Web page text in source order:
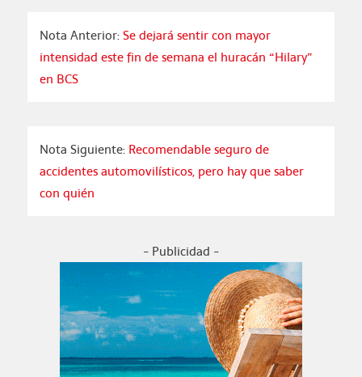
Nota Anterior:Se dejará sentir con mayor
intensidad este fin de semana el huracán “Hilary”
en BCS
Nota Siguiente: Recomendable seguro de
accidentes automovilísticos, pero hay que saber
con quién
- Publicidad -